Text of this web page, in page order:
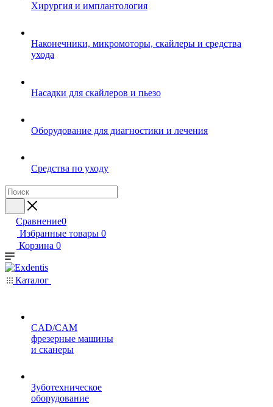
Хирургия и имплантология
Наконечники, микромоторы, скайлеры и средства
ухода
Насадки для скайлеров и пьезо
Оборудование для диагностики и лечения
Средства по уходу
Сравнение0
Избранные товары 0
Корзина 0
Каталог
CAD/CAM
фрезерные машины
и сканеры
Зуботехническое
оборудование